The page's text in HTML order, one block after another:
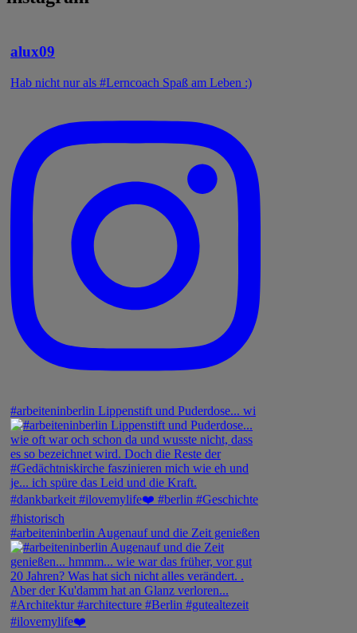
alux09
Hab nicht nur als #Lerncoach Spaß am Leben :)
#arbeiteninberlin Lippenstift und Puderdose... wi
#arbeiteninberlin Augenauf und die Zeit genießen